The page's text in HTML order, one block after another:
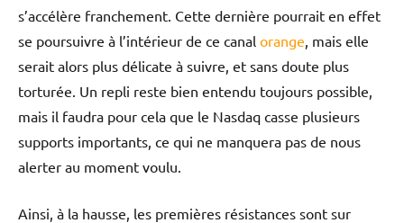
s’accélère franchement. Cette dernière pourrait en effet
se poursuivre à l’intérieur de ce canal orange , mais elle
serait alors plus délicate à suivre, et sans doute plus
torturée. Un repli reste bien entendu toujours possible,
mais il faudra pour cela que le Nasdaq casse plusieurs
supports importants, ce qui ne manquera pas de nous
alerter au moment voulu.
Ainsi, à la hausse, les premières résistances sont sur